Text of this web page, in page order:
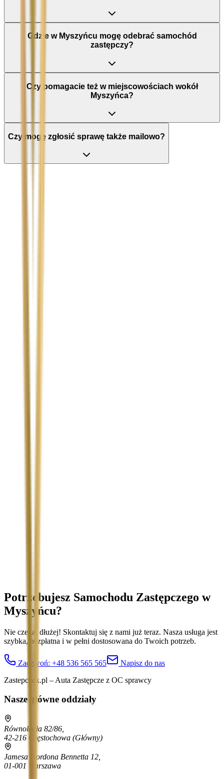
Gdzie w Myszyńcu mogę odebrać samochód
zastępczy?
Czy pomagacie też w miejscowościach wokół
Myszyńca?
Czy mogę zgłosić sprawę także mailowo?
Potrzebujesz Samochodu Zastępczego w
Myszyńcu?
Nie czekaj dłużej! Skontaktuj się z nami już teraz. Nasza usługa jest
szybka, bezpłatna i w pełni dostosowana do Twoich potrzeb.
Zadzwoń: +48 536 565 565
Napisz do nas
Zastepczak.pl – Auta Zastępcze z OC sprawcy
Nasze główne oddziały
Równoległa 82/86,
42-216 Częstochowa (Główny)
Jamesa Gordona Bennetta 12,
01-001 Warszawa